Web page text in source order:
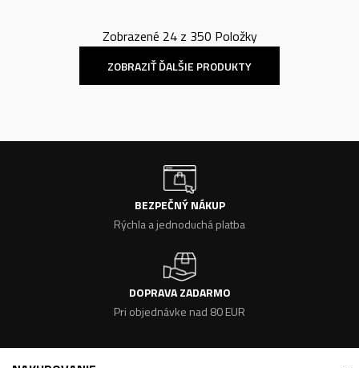
Zobrazené 24z 350 Položky
ZOBRAZIŤ ĎALŠIE PRODUKTY
BEZPEČNÝ NÁKUP
Rýchla a jednoduchá platba
DOPRAVA ZADARMO
Pri objednávke nad 80 EUR